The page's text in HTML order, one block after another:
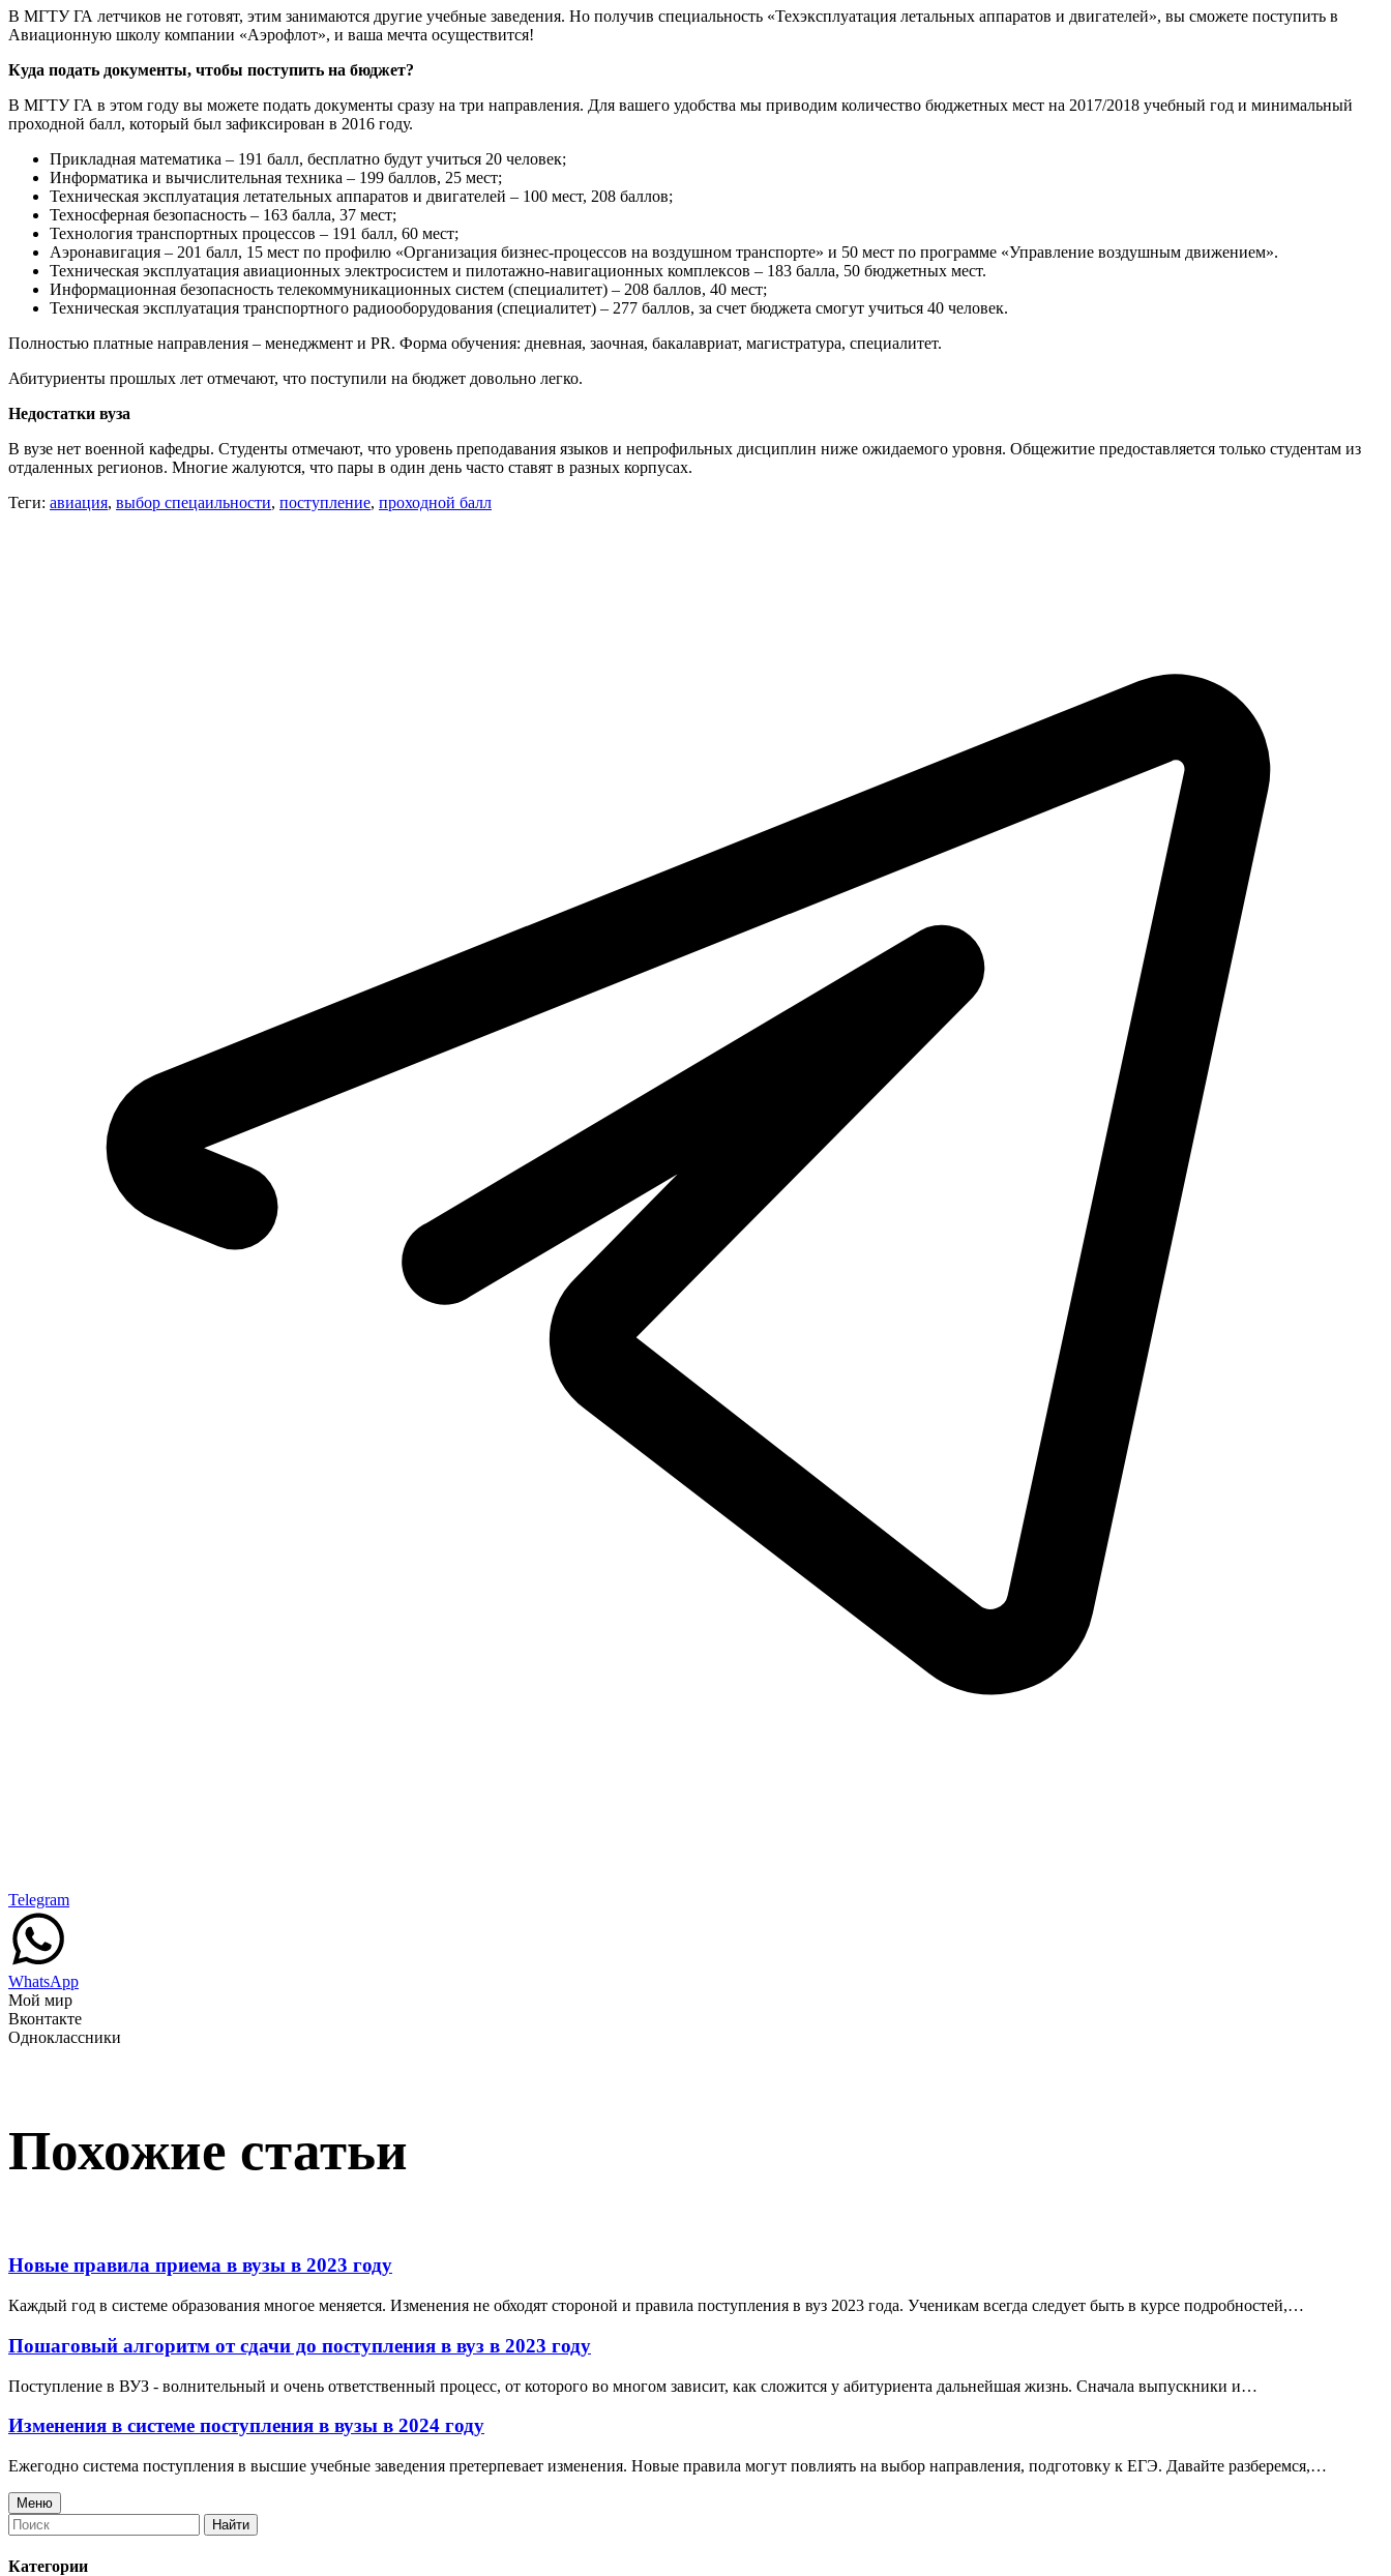
В МГТУ ГА летчиков не готовят, этим занимаются другие учебные заведения. Но получив специальность «Техэксплуатация летальных аппаратов и двигателей», вы сможете поступить в
Авиационную школу компании «Аэрофлот», и ваша мечта осуществится!
Куда подать документы, чтобы поступить на бюджет?
В МГТУ ГА в этом году вы можете подать документы сразу на три направления. Для вашего удобства мы приводим количество бюджетных мест на 2017/2018 учебный год и минимальный
проходной балл, который был зафиксирован в 2016 году.
Прикладная математика – 191 балл, бесплатно будут учиться 20 человек;
Информатика и вычислительная техника – 199 баллов, 25 мест;
Техническая эксплуатация летательных аппаратов и двигателей – 100 мест, 208 баллов;
Техносферная безопасность – 163 балла, 37 мест;
Технология транспортных процессов – 191 балл, 60 мест;
Аэронавигация – 201 балл, 15 мест по профилю «Организация бизнес-процессов на воздушном транспорте» и 50 мест по программе «Управление воздушным движением».
Техническая эксплуатация авиационных электросистем и пилотажно-навигационных комплексов – 183 балла, 50 бюджетных мест.
Информационная безопасность телекоммуникационных систем (специалитет) – 208 баллов, 40 мест;
Техническая эксплуатация транспортного радиооборудования (специалитет) – 277 баллов, за счет бюджета смогут учиться 40 человек.
Полностью платные направления – менеджмент и PR. Форма обучения: дневная, заочная, бакалавриат, магистратура, специалитет.
Абитуриенты прошлых лет отмечают, что поступили на бюджет довольно легко.
Недостатки вуза
В вузе нет военной кафедры. Студенты отмечают, что уровень преподавания языков и непрофильных дисциплин ниже ожидаемого уровня. Общежитие предоставляется только студентам из
отдаленных регионов. Многие жалуются, что пары в один день часто ставят в разных корпусах.
Теги: авиация, выбор спецаильности, поступление, проходной балл
Telegram
WhatsApp
Мой мир
Вконтакте
Одноклассники
Похожие статьи
Новые правила приема в вузы в 2023 году
Каждый год в системе образования многое меняется. Изменения не обходят стороной и правила поступления в вуз 2023 года. Ученикам всегда следует быть в курсе подробностей,…
Пошаговый алгоритм от сдачи до поступления в вуз в 2023 году
Поступление в ВУЗ - волнительный и очень ответственный процесс, от которого во многом зависит, как сложится у абитуриента дальнейшая жизнь. Сначала выпускники и…
Изменения в системе поступления в вузы в 2024 году
Ежегодно система поступления в высшие учебные заведения претерпевает изменения. Новые правила могут повлиять на выбор направления, подготовку к ЕГЭ. Давайте разберемся,…
Меню
Найти
Категории